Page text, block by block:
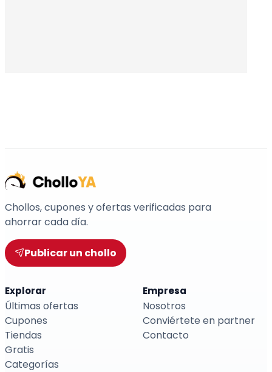
Chollos, cupones y ofertas verificadas para
ahorrar cada día.
Publicar un chollo
Explorar
Últimas ofertas
Cupones
Tiendas
Gratis
Categorías
Empresa
Nosotros
Conviértete en partner
Contacto